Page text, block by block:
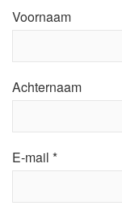
Voornaam
Achternaam
E-mail *